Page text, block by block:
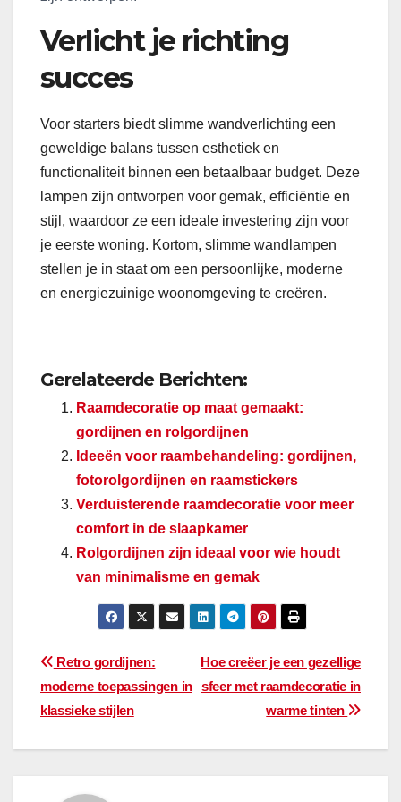
Verlicht je richting
succes
Voor starters biedt slimme wandverlichting een
geweldige balans tussen esthetiek en
functionaliteit binnen een betaalbaar budget. Deze
lampen zijn ontworpen voor gemak, efficiëntie en
stijl, waardoor ze een ideale investering zijn voor
je eerste woning. Kortom, slimme wandlampen
stellen je in staat om een persoonlijke, moderne
en energiezuinige woonomgeving te creëren.
Gerelateerde Berichten:
Raamdecoratie op maat gemaakt:
gordijnen en rolgordijnen
Ideeën voor raambehandeling: gordijnen,
fotorolgordijnen en raamstickers
Verduisterende raamdecoratie voor meer
comfort in de slaapkamer
Rolgordijnen zijn ideaal voor wie houdt
van minimalisme en gemak
Bericht
navigatie
Hoe creëer je een gezellige
sfeer met raamdecoratie in
warme tinten
Retro gordijnen:
moderne toepassingen in
klassieke stijlen